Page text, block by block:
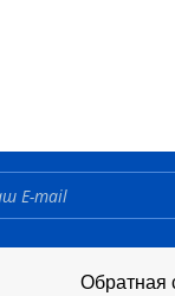
Обратная